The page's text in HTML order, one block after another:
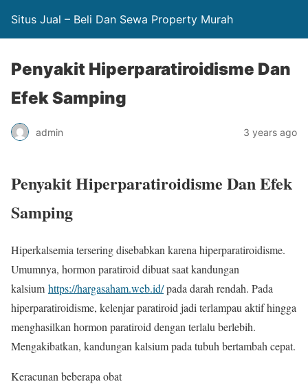
Situs Jual – Beli Dan Sewa Property Murah
Penyakit Hiperparatiroidisme Dan
Efek Samping
admin 3 years ago
Penyakit Hiperparatiroidisme Dan Efek
Samping
Hiperkalsemia tersering disebabkan karena hiperparatiroidisme.
Umumnya, hormon paratiroid dibuat saat kandungan
kalsium https://hargasaham.web.id/pada darah rendah. Pada
hiperparatiroidisme, kelenjar paratiroid jadi terlampau aktif hingga
menghasilkan hormon paratiroid dengan terlalu berlebih.
Mengakibatkan, kandungan kalsium pada tubuh bertambah cepat.
Keracunan beberapa obat